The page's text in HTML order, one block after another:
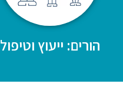
הורים: ייעוץ וטיפול